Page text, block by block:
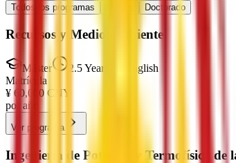
Todos los programas Doctorado
Recursos y Medio Ambiente
Máster 2.5 Years
English
Matrícula
¥ 60,000 CNY
por año
Ver programa
Ingeniería de Potencia y Termofísica de